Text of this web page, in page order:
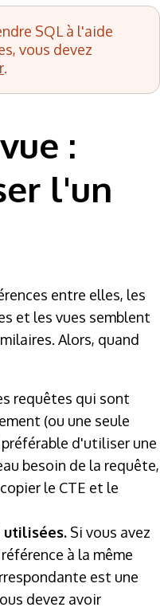
SQL à l'aide
vous devez
.
:
l'un
entre elles, les
et les vues semblent
Alors, quand
requêtes qui sont
(ou une seule
d'utiliser une
besoin de la requête,
le CTE et le
utilisées. Si vous avez
à la même
est une
devez avoir